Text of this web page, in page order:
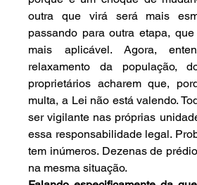
outra que virá será mais
passando para outra etapa,
mais aplicável. Agora,
relaxamento da população,
proprietários acharem que,
multa, a Lei não está valendo.
ser vigilante nas próprias
essa responsabilidade legal.
tem inúmeros. Dezenas de
na mesma situação.